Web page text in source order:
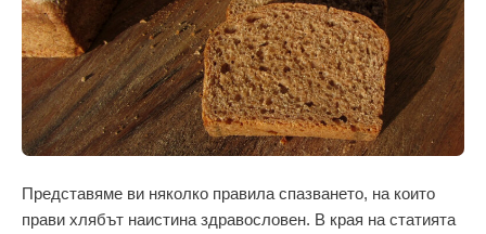
Представяме ви няколко правила спазването, на които
прави хлябът наистина здравословен. В края на статията